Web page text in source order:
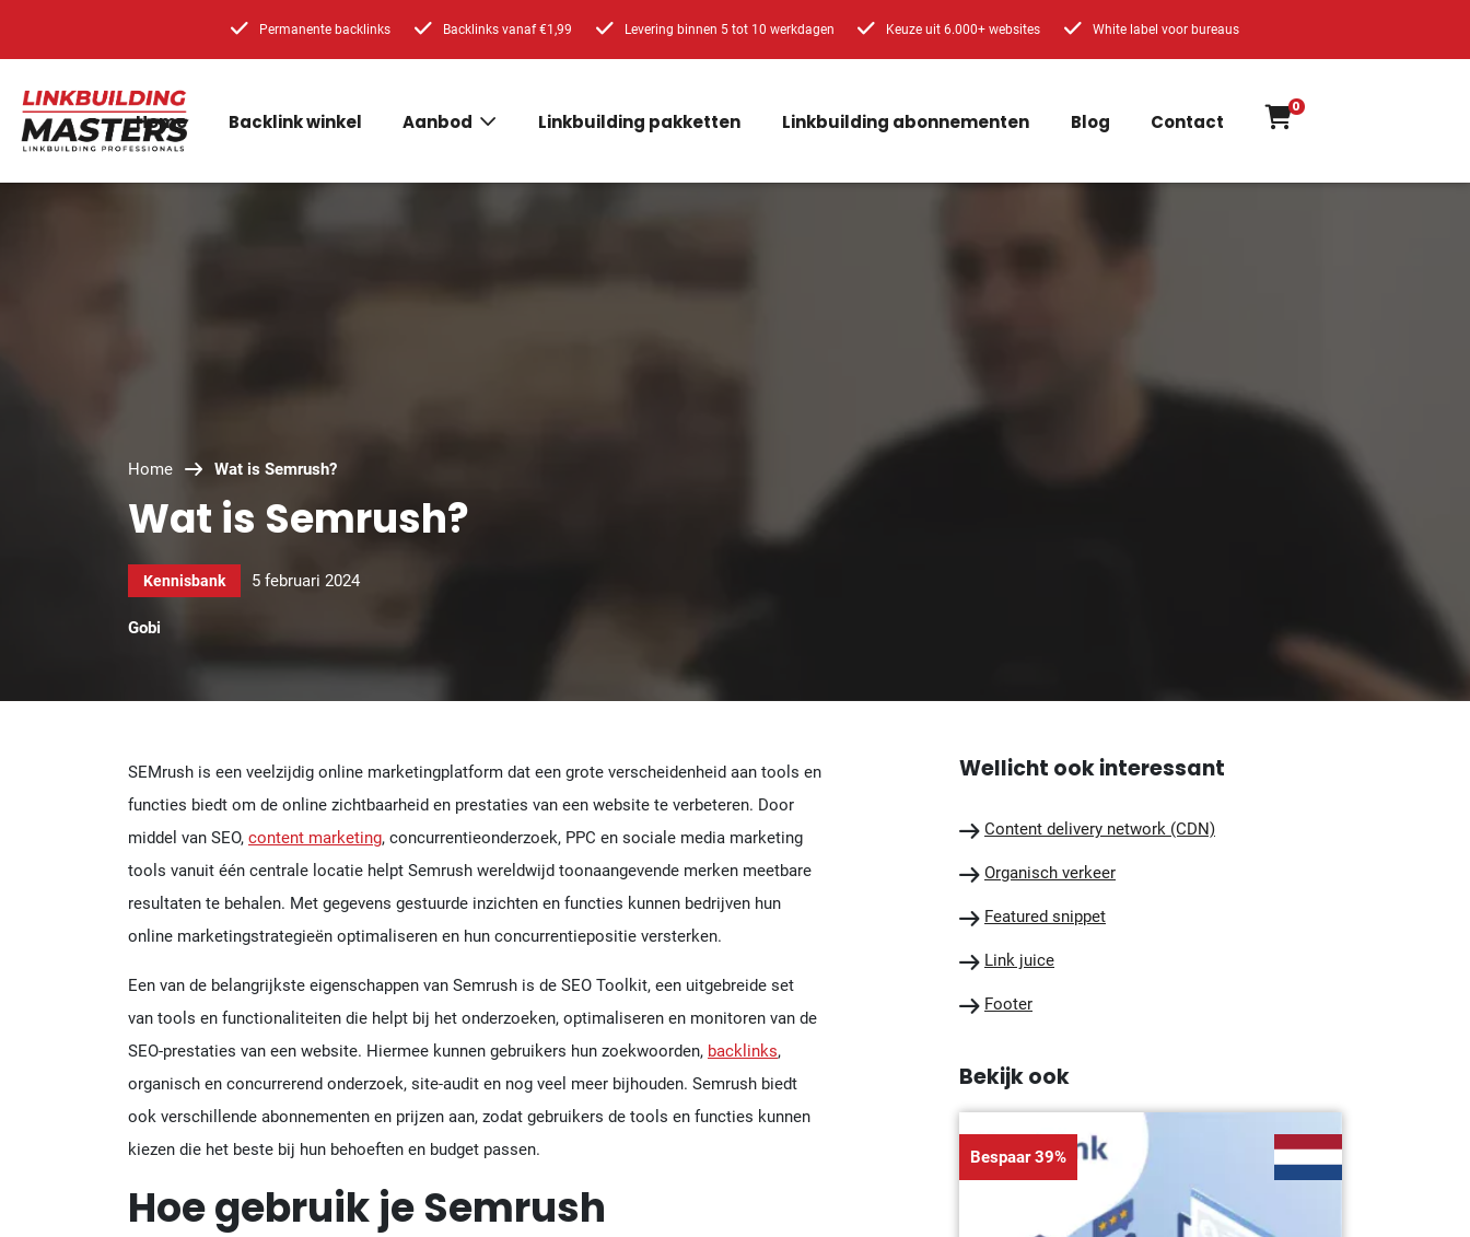
Permanente backlinks Backlinks vanaf €1,99 Levering binnen 5 tot 10 werkdagen Keuze uit 6.000+ websites White label voor bureaus
Home Backlink winkel Aanbod Linkbuilding pakketten Linkbuilding abonnementen Blog Contact
0
Home Wat is Semrush?
Wat is Semrush?
Kennisbank 5 februari 2024
Gobi
SEMrush is een veelzijdig online marketingplatform dat een grote verscheidenheid aan tools en
functies biedt om de online zichtbaarheid en prestaties van een website te verbeteren. Door
middel van SEO, content marketing, concurrentieonderzoek, PPC en sociale media marketing
tools vanuit één centrale locatie helpt Semrush wereldwijd toonaangevende merken meetbare
resultaten te behalen. Met gegevens gestuurde inzichten en functies kunnen bedrijven hun
online marketingstrategieën optimaliseren en hun concurrentiepositie versterken.
Een van de belangrijkste eigenschappen van Semrush is de SEO Toolkit, een uitgebreide set
van tools en functionaliteiten die helpt bij het onderzoeken, optimaliseren en monitoren van de
SEO-prestaties van een website. Hiermee kunnen gebruikers hun zoekwoorden, backlinks,
organisch en concurrerend onderzoek, site-audit en nog veel meer bijhouden. Semrush biedt
ook verschillende abonnementen en prijzen aan, zodat gebruikers de tools en functies kunnen
kiezen die het beste bij hun behoeften en budget passen.
Hoe gebruik je Semrush
Wellicht ook interessant
Content delivery network (CDN)
Organisch verkeer
Featured snippet
Link juice
Footer
Bekijk ook
Bespaar 39%